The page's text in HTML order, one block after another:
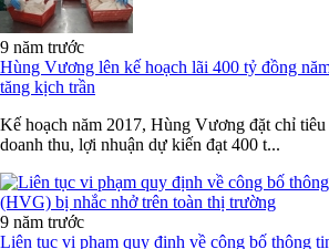
9 năm trước
Hùng Vương lên kế hoạch lãi 400 tỷ đồng
tăng kịch trần
Kế hoạch năm 2017, Hùng Vương đặt chỉ
doanh thu, lợi nhuận dự kiến đạt 400 t...
9 năm trước
Liên tục vi phạm quy định về công bố thông